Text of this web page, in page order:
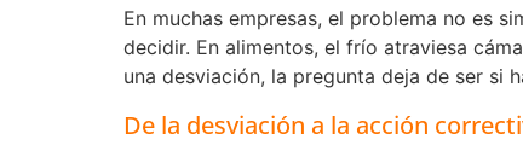
En muchas empresas, el problema no es
decidir. En alimentos, el frío atraviesa
una desviación, la pregunta deja de ser si
De la desviación a la acción